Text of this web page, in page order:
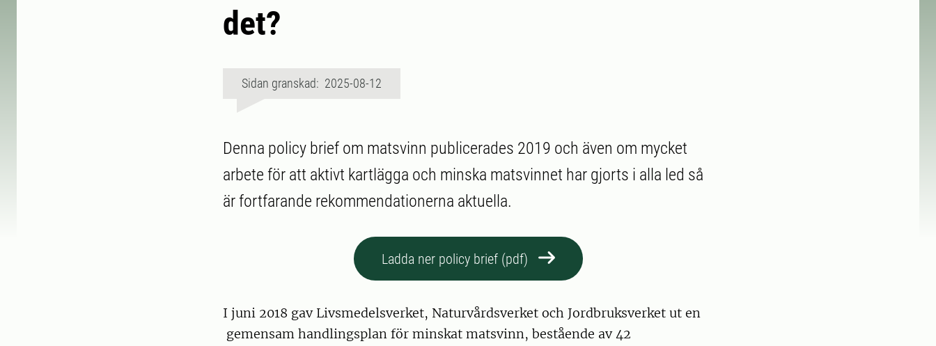
det?
Sidan granskad: 2025-08-12
Denna policy brief om matsvinn publicerades 2019 och även om mycket
arbete för att aktivt kartlägga och minska matsvinnet har gjorts i alla led så
är fortfarande rekommendationerna aktuella.
Ladda ner policy brief (pdf)
I juni 2018 gav Livsmedelsverket, Naturvårdsverket och Jordbruksverket ut en
gemensam handlingsplan för minskat matsvinn, bestående av 42